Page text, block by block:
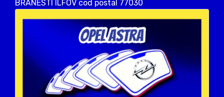
BRANESTI ILFOV cod postal 77030